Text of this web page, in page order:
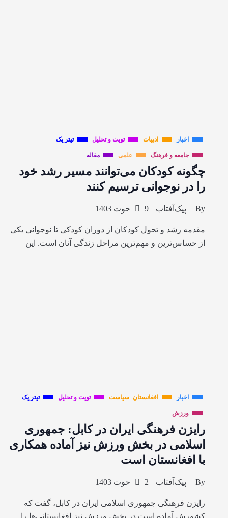
اخبار ادبیات تویت و تحلیل تیتر یک
جامعه و فرهنگ علمی مقاله
چگونه کودکان می‌توانند مسیر رشد خود
را در نوجوانی ترسیم کنند
By پیک‌آفتاب 9 حوت 1403
مقدمه رشد و تحول کودکان از دوران کودکی تا نوجوانی یکی
از حساس‌ترین و مهم‌ترین مراحل زندگی آنان است. این
اخبار افغانستان- سیاست تویت و تحلیل تیتر یک
ورزش
رایزن فرهنگی ایران در کابل: جمهوری
اسلامی در بخش ورزش نیز آماده همکاری
با افغانستان است
By پیک‌آفتاب 2 حوت 1403
رایزن فرهنگی جمهوری اسلامی ایران در کابل، گفت که